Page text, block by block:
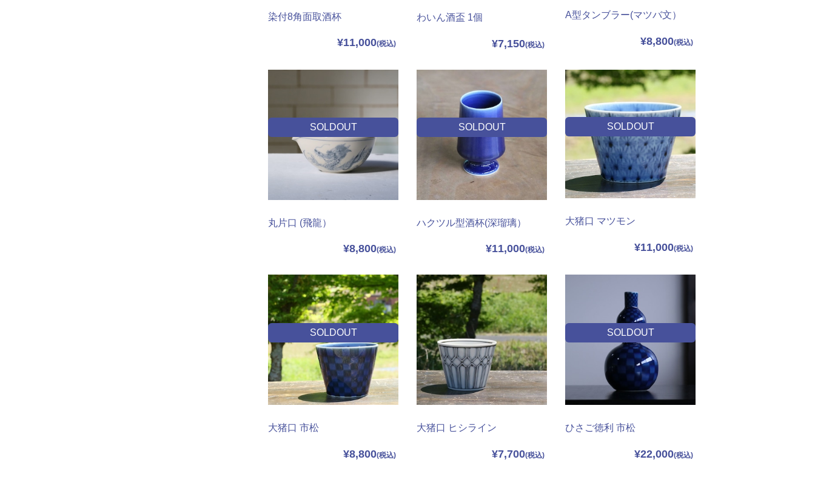
染付8角面取酒杯
¥11,000
わいん酒盃 1個
¥7,150
A型タンブラー(マツバ文）
¥8,800
SOLDOUT
丸片口 (飛龍）
¥8,800
SOLDOUT
ハクツル型酒杯(深瑠璃）
¥11,000
SOLDOUT
大猪口 マツモン
¥11,000
SOLDOUT
大猪口 市松
¥8,800
大猪口 ヒシライン
¥7,700
SOLDOUT
ひさご徳利 市松
¥22,000